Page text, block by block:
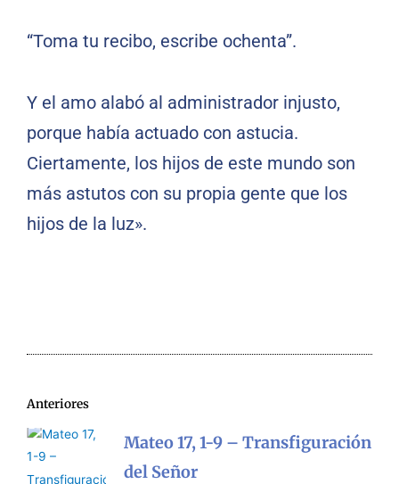
“Toma tu recibo, escribe ochenta”.
Y el amo alabó al administrador injusto,
porque había actuado con astucia.
Ciertamente, los hijos de este mundo son
más astutos con su propia gente que los
hijos de la luz».
Anteriores
Mateo 17, 1-9 – Transfiguración
del Señor